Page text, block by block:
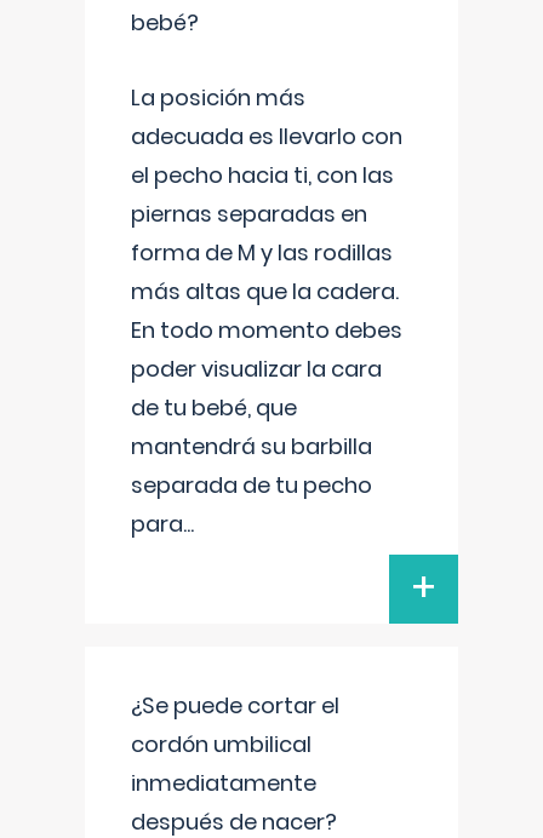
bebé?
La posición más
adecuada es llevarlo con
el pecho hacia ti, con las
piernas separadas en
forma de M y las rodillas
más altas que la cadera.
En todo momento debes
poder visualizar la cara
de tu bebé, que
mantendrá su barbilla
separada de tu pecho
para...
+
¿Se puede cortar el
cordón umbilical
inmediatamente
después de nacer?